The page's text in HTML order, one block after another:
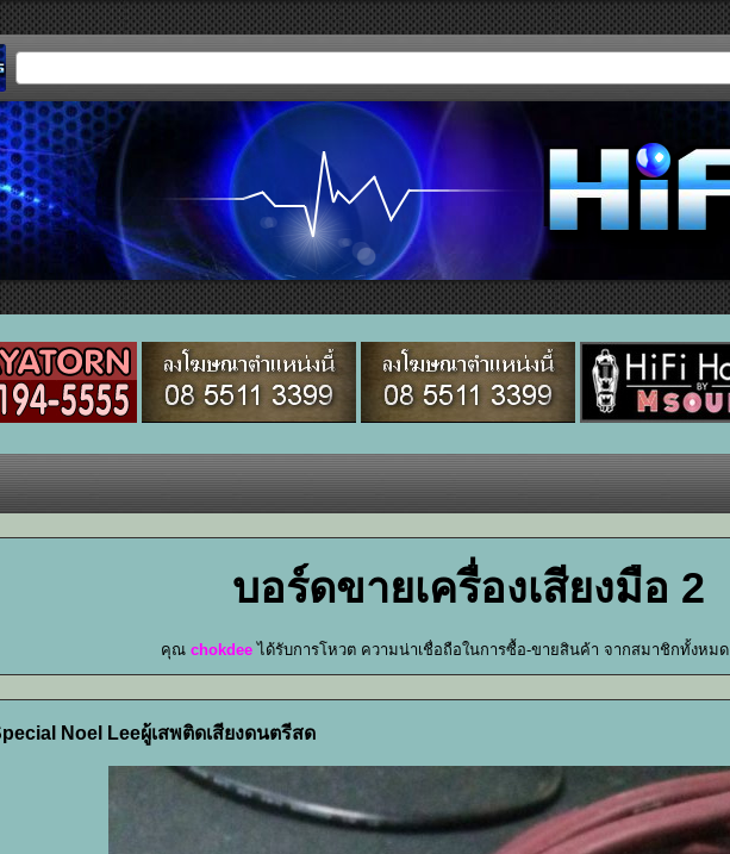
บอร์ดขายเครื่องเสียงมือ 2
คุณ chokdeeได้รับการโหวต ความน่าเชื่อถือในการซื้อ-ขายสินค้า จากสมาชิกทั้งหมด
Noel Leeผู้เสพติดเสียงดนตรีสด